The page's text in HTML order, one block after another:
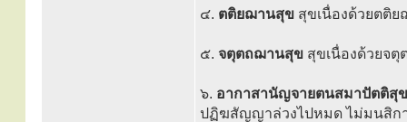
๔. ตติยฌานสุข สุขเนื่องด้วยตติ
๕. จตุตถฌานสุข สุขเนื่องด้วยจ
๖. อากาสานัญจายตนสมาปัตติสุ
ปฏิฆสัญญาล่วงไปหมด ไม่มนสิก